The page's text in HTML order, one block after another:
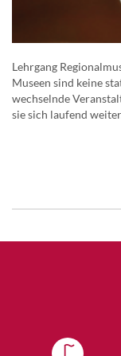
Lehrgang
Museen sind keine
wechselnde
sie sich laufend